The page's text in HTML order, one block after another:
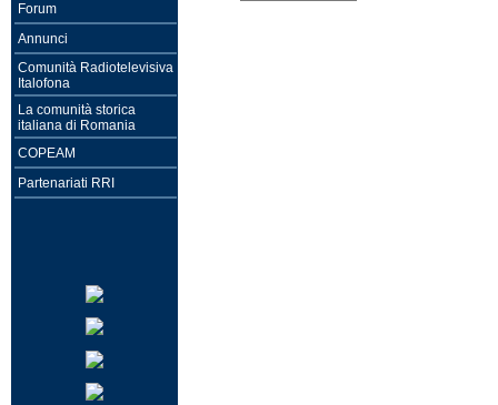
Forum
Annunci
Comunità Radiotelevisiva
Italofona
La comunità storica
italiana di Romania
COPEAM
Partenariati RRI